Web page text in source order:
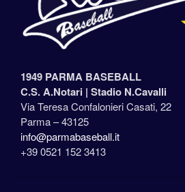
1949 PARMA BASEBALL
C.S. A.Notari | Stadio N.Cavalli
Via Teresa Confalonieri Casati, 22
Parma – 43125
info@parmabaseball.it
+39 0521 152 3413